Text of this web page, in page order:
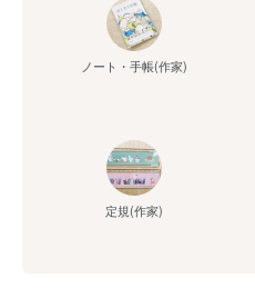
ノート・手帳(作家)
定規(作家)